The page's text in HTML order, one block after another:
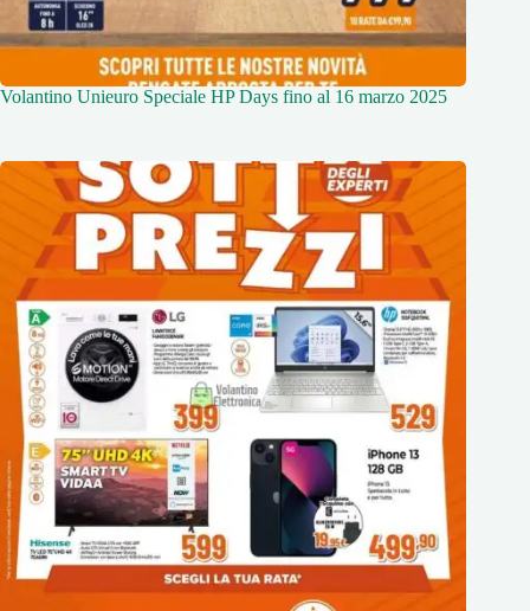
Volantino Unieuro Speciale HP Days fino al 16 marzo 2025